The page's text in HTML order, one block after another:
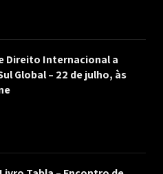
Direito Internacional a
Global – 22 de julho, às